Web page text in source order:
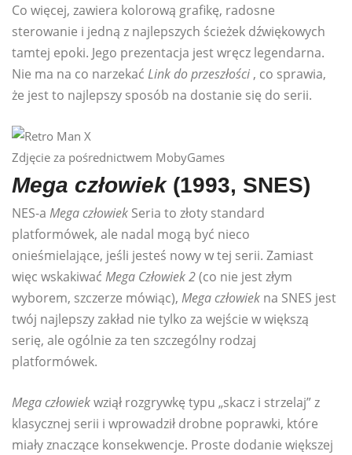
Co więcej, zawiera kolorową grafikę, radosne
sterowanie i jedną z najlepszych ścieżek dźwiękowych
tamtej epoki. Jego prezentacja jest wręcz legendarna.
Nie ma na co narzekać Link do przeszłości , co sprawia,
że ​​jest to najlepszy sposób na dostanie się do serii.
Zdjęcie za pośrednictwem MobyGames
Mega człowiek(1993, SNES)
NES-a Mega człowiek Seria to złoty standard
platformówek, ale nadal mogą być nieco
onieśmielające, jeśli jesteś nowy w tej serii. Zamiast
więc wskakiwać Mega Człowiek 2(co nie jest złym
wyborem, szczerze mówiąc), Mega człowiek na SNES jest
twój najlepszy zakład nie tylko za wejście w większą
serię, ale ogólnie za ten szczególny rodzaj
platformówek.
Mega człowiekwziął rozgrywkę typu „skacz i strzelaj” z
klasycznej serii i wprowadził drobne poprawki, które
miały znaczące konsekwencje. Proste dodanie większej